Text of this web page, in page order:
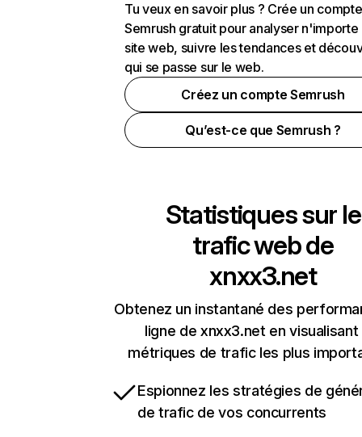
Tu veux en savoir plus ? Crée un compte
Semrush gratuit pour analyser n'importe
site web, suivre les tendances et
qui se passe sur le web.
Créez un compte Semrush
Qu’est-ce que Semrush ?
Statistiques sur le
trafic web de
xnxx3.net
Obtenez un instantané des
ligne de xnxx3.net en visualisant
métriques de trafic les plus
Espionnez les stratégies de
de trafic de vos concurrents